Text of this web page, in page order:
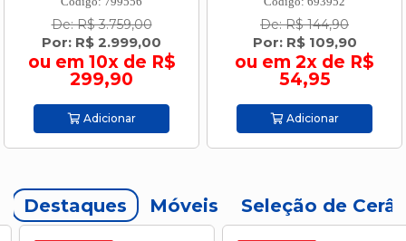
De: R$ 3.759,00
Por: R$ 2.999,00
ou em 10x de R$
299,90
Adicionar
De: R$ 144,90
Por: R$ 109,90
ou em 2x de R$
54,95
Adicionar
Destaques Móveis Seleção de